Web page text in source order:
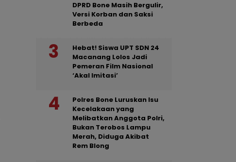
DPRD Bone Masih Bergulir,
Versi Korban dan Saksi
Berbeda
Hebat! Siswa UPT SDN 24
Macanang Lolos Jadi
Pemeran Film Nasional
‘Akal Imitasi’
Polres Bone Luruskan Isu
Kecelakaan yang
Melibatkan Anggota Polri,
Bukan Terobos Lampu
Merah, Diduga Akibat
Rem Blong